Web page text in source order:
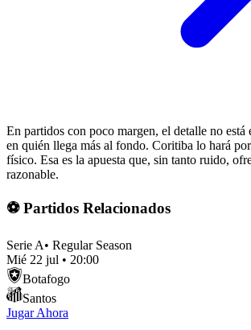
En partidos con poco margen, el detalle no está
en quién llega más al fondo. Coritiba lo hará
físico. Esa es la apuesta que, sin tanto ruido,
razonable.
⚽ Partidos Relacionados
Serie A• Regular Season
Mié 22 jul • 20:00
Botafogo
Santos
Jugar Ahora